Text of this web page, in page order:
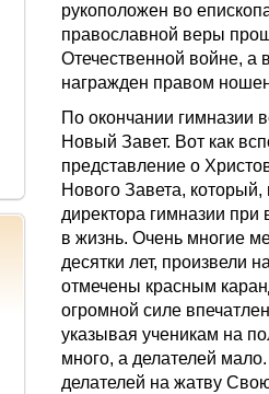
рукоположен во
православной веры
Отечественной войне, а
награжден правом
По окончании гимназии
Новый Завет. Вот как
представление о
Нового Завета,
директора гимназии при
в жизнь. Очень многие
десятки лет, произвели
отмечены красным
огромной силе
указывая ученикам на
много, а делателей
делателей на жатву